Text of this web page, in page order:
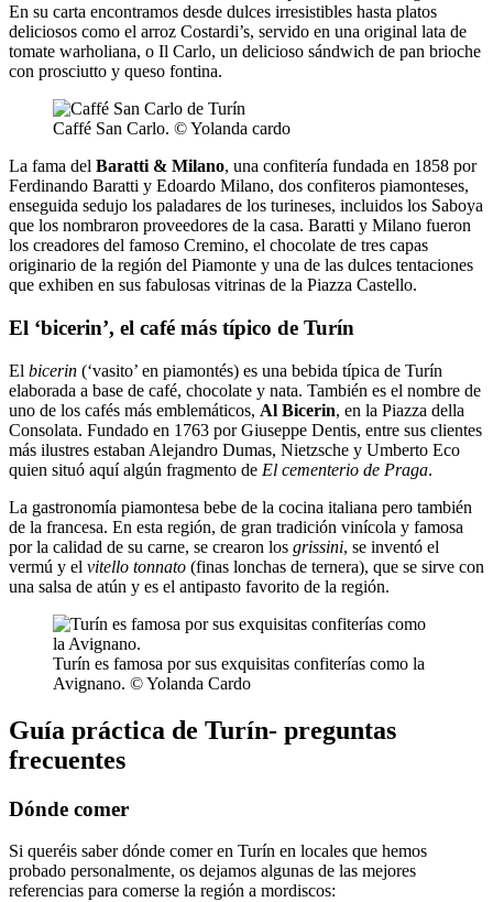
En su carta encontramos desde dulces irresistibles hasta platos
deliciosos como el arroz Costardi’s, servido en una original lata de
tomate warholiana, o Il Carlo, un delicioso sándwich de pan brioche
con prosciutto y queso fontina.
Caffé San Carlo. © Yolanda cardo
La fama del Baratti & Milano, una confitería fundada en 1858 por
Ferdinando Baratti y Edoardo Milano, dos confiteros piamonteses,
enseguida sedujo los paladares de los turineses, incluidos los Saboya
que los nombraron proveedores de la casa. Baratti y Milano fueron
los creadores del famoso Cremino, el chocolate de tres capas
originario de la región del Piamonte y una de las dulces tentaciones
que exhiben en sus fabulosas vitrinas de la Piazza Castello.
El ‘bicerin’, el café más típico de Turín
El bicerin (‘vasito’ en piamontés) es una bebida típica de Turín
elaborada a base de café, chocolate y nata. También es el nombre de
uno de los cafés más emblemáticos, Al Bicerin, en la Piazza della
Consolata. Fundado en 1763 por Giuseppe Dentis, entre sus clientes
más ilustres estaban Alejandro Dumas, Nietzsche y Umberto Eco
quien situó aquí algún fragmento de El cementerio de Praga.
La gastronomía piamontesa bebe de la cocina italiana pero también
de la francesa. En esta región, de gran tradición vinícola y famosa
por la calidad de su carne, se crearon los grissini, se inventó el
vermú y el vitello tonnato (finas lonchas de ternera), que se sirve con
una salsa de atún y es el antipasto favorito de la región.
Turín es famosa por sus exquisitas confiterías como la
Avignano. © Yolanda Cardo
Guía práctica de Turín- preguntas
frecuentes
Dónde comer
Si queréis saber dónde comer en Turín en locales que hemos
probado personalmente, os dejamos algunas de las mejores
referencias para comerse la región a mordiscos: